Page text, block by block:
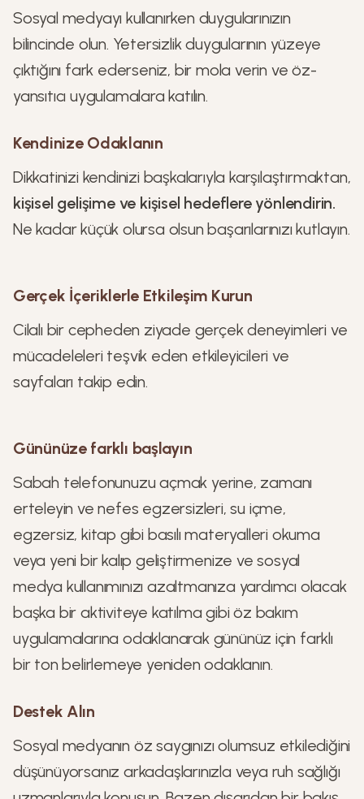
Sosyal medyayı kullanırken duygularınızın
bilincinde olun. Yetersizlik duygularının yüzeye
çıktığını fark ederseniz, bir mola verin ve öz-
yansıtıcı uygulamalara katılın.
Kendinize Odaklanın
Dikkatinizi kendinizi başkalarıyla karşılaştırmaktan,
kişisel gelişime ve kişisel hedeflere yönlendirin.
Ne kadar küçük olursa olsun başarılarınızı kutlayın.
Gerçek İçeriklerle Etkileşim Kurun
Cilalı bir cepheden ziyade gerçek deneyimleri ve
mücadeleleri teşvik eden etkileyicileri ve
sayfaları takip edin.
Gününüze farklı başlayın
Sabah telefonunuzu açmak yerine, zamanı
erteleyin ve nefes egzersizleri, su içme,
egzersiz, kitap gibi basılı materyalleri okuma
veya yeni bir kalıp geliştirmenize ve sosyal
medya kullanımınızı azaltmanıza yardımcı olacak
başka bir aktiviteye katılma gibi öz bakım
uygulamalarına odaklanarak gününüz için farklı
bir ton belirlemeye yeniden odaklanın.
Destek Alın
Sosyal medyanın öz saygınızı olumsuz etkilediğini
düşünüyorsanız arkadaşlarınızla veya ruh sağlığı